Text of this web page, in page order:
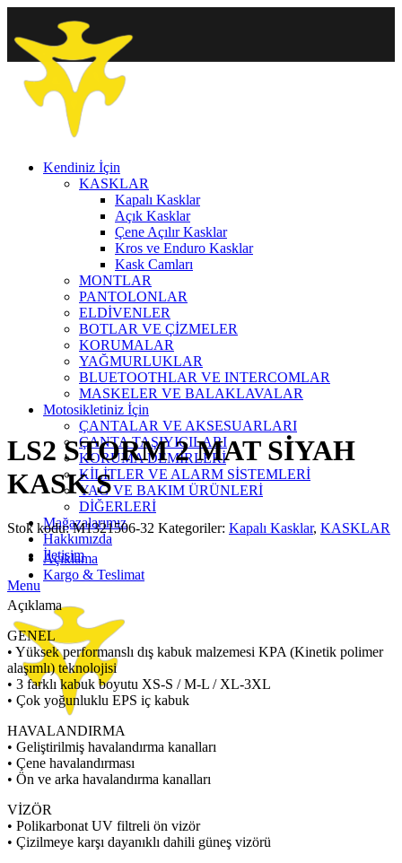
Kendiniz İçin
KASKLAR
Kapalı Kasklar
Açık Kasklar
Çene Açılır Kasklar
Kros ve Enduro Kasklar
Kask Camları
MONTLAR
PANTOLONLAR
ELDİVENLER
BOTLAR VE ÇİZMELER
KORUMALAR
YAĞMURLUKLAR
BLUETOOTHLAR VE INTERCOMLAR
MASKELER VE BALAKLAVALAR
Motosikletiniz İçin
ÇANTALAR VE AKSESUARLARI
ÇANTA TAŞIYICILARI
KORUMA DEMİRLERİ
KİLİTLER VE ALARM SİSTEMLERİ
YAĞ VE BAKIM ÜRÜNLERİ
DİĞERLERİ
Mağazalarımız
Hakkımızda
İletişim
Menu
Click to enlarge
LS2 STORM 2 MAT SİYAH
KASK S
Stok kodu:M1321506-32 Kategoriler: Kapalı Kasklar, KASKLAR
Açıklama
Kargo & Teslimat
Açıklama
GENEL
• Yüksek performanslı dış kabuk malzemesi KPA (Kinetik polimer
alaşımlı) teknolojisi
• 3 farklı kabuk boyutu XS-S / M-L / XL-3XL
• Çok yoğunluklu EPS iç kabuk
HAVALANDIRMA
• Geliştirilmiş havalandırma kanalları
• Çene havalandırması
• Ön ve arka havalandırma kanalları
VİZÖR
• Polikarbonat UV filtreli ön vizör
• Çizilmeye karşı dayanıklı dahili güneş vizörü